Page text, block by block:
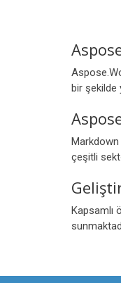
bir şekilde
Markdown
çeşitli
Kapsamlı